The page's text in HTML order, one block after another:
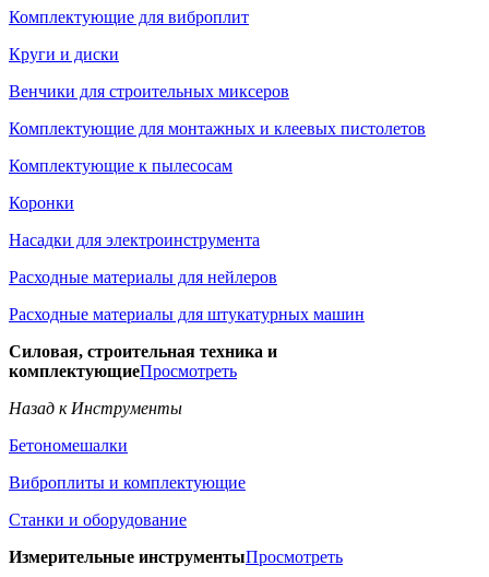
Комплектующие для виброплит
Круги и диски
Венчики для строительных миксеров
Комплектующие для монтажных и клеевых пистолетов
Комплектующие к пылесосам
Коронки
Насадки для электроинструмента
Расходные материалы для нейлеров
Расходные материалы для штукатурных машин
Силовая, строительная техника и
комплектующиеПросмотреть
Назад к Инструменты
Бетономешалки
Виброплиты и комплектующие
Станки и оборудование
Измерительные инструментыПросмотреть